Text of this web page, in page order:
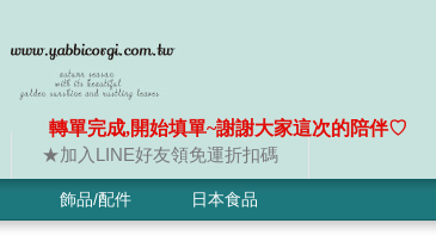
★加入LINE好友領免運折扣碼
飾品/配件 日本食品
轉單完成,開始填單~謝謝大家這次的陪伴♡